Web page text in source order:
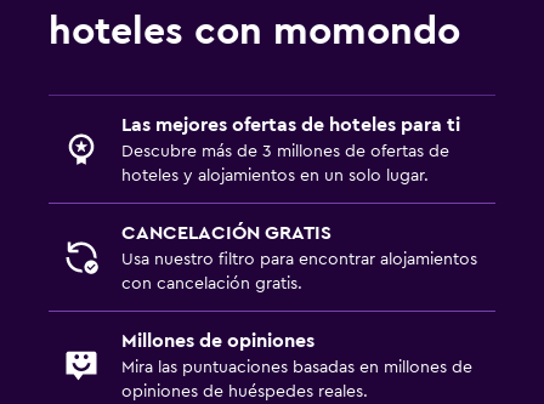
hoteles con momondo
Las mejores ofertas de hoteles para ti
Descubre más de 3 millones de ofertas de
hoteles y alojamientos en un solo lugar.
CANCELACIÓN GRATIS
Usa nuestro filtro para encontrar alojamientos
con cancelación gratis.
Millones de opiniones
Mira las puntuaciones basadas en millones de
opiniones de huéspedes reales.